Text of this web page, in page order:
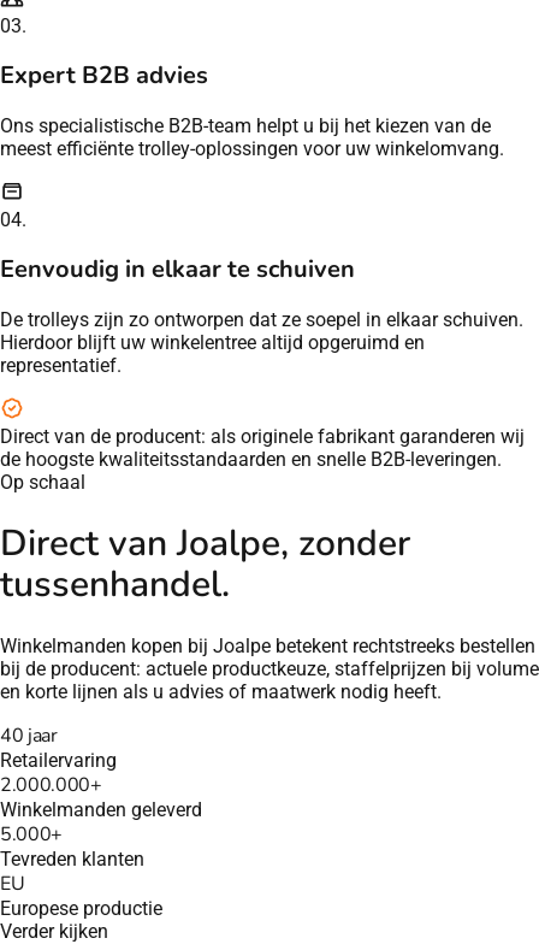
03.
Expert B2B advies
Ons specialistische B2B-team helpt u bij het kiezen van de
meest efficiënte trolley-oplossingen voor uw winkelomvang.
04.
Eenvoudig in elkaar te schuiven
De trolleys zijn zo ontworpen dat ze soepel in elkaar schuiven.
Hierdoor blijft uw winkelentree altijd opgeruimd en
representatief.
Direct van de producent: als originele fabrikant garanderen wij
de hoogste kwaliteitsstandaarden en snelle B2B-leveringen.
Op schaal
Direct van Joalpe, zonder
tussenhandel.
Winkelmanden kopen bij Joalpe betekent rechtstreeks bestellen
bij de producent: actuele productkeuze, staffelprijzen bij volume
en korte lijnen als u advies of maatwerk nodig heeft.
40 jaar
Retailervaring
2.000.000+
Winkelmanden geleverd
5.000+
Tevreden klanten
EU
Europese productie
Verder kijken